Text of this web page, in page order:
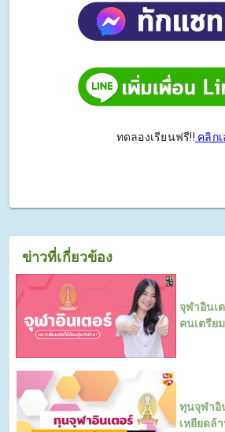
ทดลองเรียนฟรี!! คลิกเ
ข่าวที่เกี่ยวข้อง
จุฬาอินเ
คนเตรีย
ทุนจุฬาอิ
เหยียดล้